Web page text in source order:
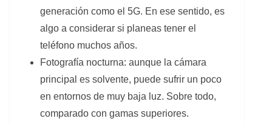
generación como el 5G. En ese sentido, es
algo a considerar si planeas tener el
teléfono muchos años.
Fotografía nocturna: aunque la cámara
principal es solvente, puede sufrir un poco
en entornos de muy baja luz. Sobre todo,
comparado con gamas superiores.